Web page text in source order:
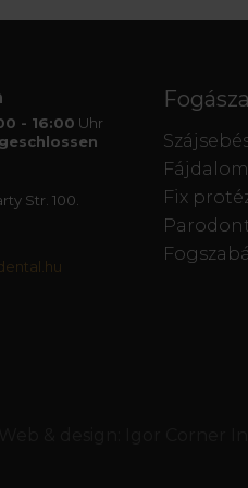
- 16:00 Uhr
geschlossen
Str. 100.
Fix